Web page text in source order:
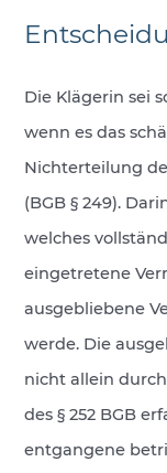
Die Klägerin sei
wenn es das
Nichterteilung
(BGB § 249).
welches
eingetretene
ausgebliebene
werde. Die
nicht allein
des § 252 BGB
entgangene